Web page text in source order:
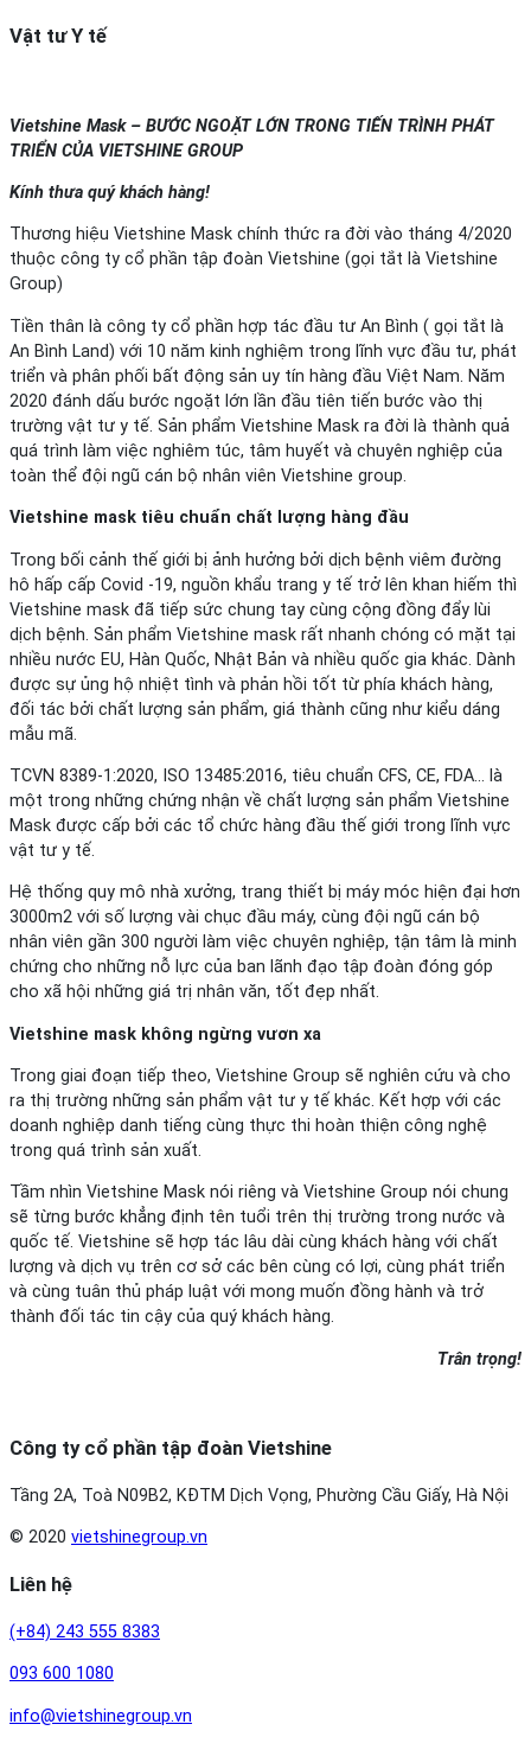
Vật tư Y tế
Vietshine Mask – BƯỚC NGOẶT LỚN TRONG TIẾN TRÌNH PHÁT
TRIỂN CỦA VIETSHINE GROUP
Kính thưa quý khách hàng!
Thương hiệu Vietshine Mask chính thức ra đời vào tháng 4/2020
thuộc công ty cổ phần tập đoàn Vietshine (gọi tắt là Vietshine
Group)
Tiền thân là công ty cổ phần hợp tác đầu tư An Bình ( gọi tắt là
An Bình Land) với 10 năm kinh nghiệm trong lĩnh vực đầu tư, phát
triển và phân phối bất động sản uy tín hàng đầu Việt Nam. Năm
2020 đánh dấu bước ngoặt lớn lần đầu tiên tiến bước vào thị
trường vật tư y tế. Sản phẩm Vietshine Mask ra đời là thành quả
quá trình làm việc nghiêm túc, tâm huyết và chuyên nghiệp của
toàn thể đội ngũ cán bộ nhân viên Vietshine group.
Vietshine mask tiêu chuẩn chất lượng hàng đầu
Trong bối cảnh thế giới bị ảnh hưởng bởi dịch bệnh viêm đường
hô hấp cấp Covid -19, nguồn khẩu trang y tế trở lên khan hiếm thì
Vietshine mask đã tiếp sức chung tay cùng cộng đồng đẩy lùi
dịch bệnh. Sản phẩm Vietshine mask rất nhanh chóng có mặt tại
nhiều nước EU, Hàn Quốc, Nhật Bản và nhiều quốc gia khác. Dành
được sự ủng hộ nhiệt tình và phản hồi tốt từ phía khách hàng,
đối tác bởi chất lượng sản phẩm, giá thành cũng như kiểu dáng
mẫu mã.
TCVN 8389-1:2020, ISO 13485:2016, tiêu chuẩn CFS, CE, FDA… là
một trong những chứng nhận về chất lượng sản phẩm Vietshine
Mask được cấp bởi các tổ chức hàng đầu thế giới trong lĩnh vực
vật tư y tế.
Hệ thống quy mô nhà xưởng, trang thiết bị máy móc hiện đại hơn
3000m2 với số lượng vài chục đầu máy, cùng đội ngũ cán bộ
nhân viên gần 300 người làm việc chuyên nghiệp, tận tâm là minh
chứng cho những nỗ lực của ban lãnh đạo tập đoàn đóng góp
cho xã hội những giá trị nhân văn, tốt đẹp nhất.
Vietshine mask không ngừng vươn xa
Trong giai đoạn tiếp theo, Vietshine Group sẽ nghiên cứu và cho
ra thị trường những sản phẩm vật tư y tế khác. Kết hợp với các
doanh nghiệp danh tiếng cùng thực thi hoàn thiện công nghệ
trong quá trình sản xuất.
Tầm nhìn Vietshine Mask nói riêng và Vietshine Group nói chung
sẽ từng bước khẳng định tên tuổi trên thị trường trong nước và
quốc tế. Vietshine sẽ hợp tác lâu dài cùng khách hàng với chất
lượng và dịch vụ trên cơ sở các bên cùng có lợi, cùng phát triển
và cùng tuân thủ pháp luật với mong muốn đồng hành và trở
thành đối tác tin cậy của quý khách hàng.
Trân trọng!
Công ty cổ phần tập đoàn Vietshine
Tầng 2A, Toà N09B2, KĐTM Dịch Vọng, Phường Cầu Giấy, Hà Nội
© 2020 vietshinegroup.vn
Liên hệ
(+84) 243 555 8383
093 600 1080
info@vietshinegroup.vn